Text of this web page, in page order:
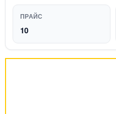
ПРАЙС
10